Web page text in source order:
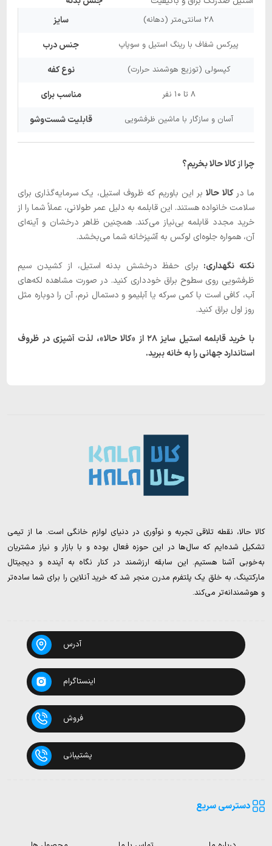
سایز
۲۸ سانتی‌متر (دهانه)
جنس درب پیرکس شفاف با رینگ استیل و سوپاپ
نوع کفه کپسولی (توزیع هوشمند حرارت)
مناسب برای ۸ تا ۱۰ نفر
قابلیت شست‌وشو آسان و سازگار با ماشین ظرفشویی
چرا از کالا حالا بخریم؟
ما درکالا حالابر این باوریم که ظروف استیل، یک سرمایه‌گذاری برای
سلامت خانواده هستند. این قابلمه به دلیل عمر طولانی، عملاً شما را از
خرید مجدد قابلمه بی‌نیاز می‌کند. همچنین ظاهر درخشان و آینه‌ای
آن، همواره جلوه‌ای لوکس به آشپزخانه شما می‌بخشد.
نکته نگهداری: برای حفظ درخشش بدنه استیل، از کشیدن سیم
ظرفشویی روی سطوح براق خودداری کنید. در صورت مشاهده لکه‌های
آب، کافی است با کمی سرکه یا آبلیمو و دستمال نرم، آن را دوباره مثل
روز اول براق کنید.
با خرید قابلمه استیل سایز ۲۸ از «کالا حالا»، لذت آشپزی در ظروف
استاندارد جهانی را به خانه ببرید.
کالا حالا، نقطه تلاقی تجربه و نوآوری در دنیای لوازم خانگی است. ما از تیمی
تشکیل شده‌ایم که سال‌ها در این حوزه فعال بوده و با بازار و نیاز مشتریان
به‌خوبی آشنا هستیم. این سابقه ارزشمند در کنار نگاه به آینده و دیجیتال
مارکتینگ، به خلق یک پلتفرم مدرن منجر شد که خرید آنلاین را برای شما ساده‌تر
و هوشمندانه‌تر می‌کند.
آدرس
اینستاگرام
فروش
پشتیبانی
دسترسی سریع